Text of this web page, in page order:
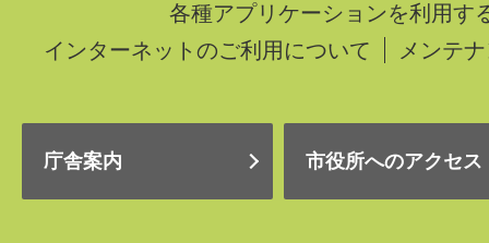
各種アプリケーションを利用す
インターネットのご利用について
メンテ
庁舎案内 市役所へのアクセス